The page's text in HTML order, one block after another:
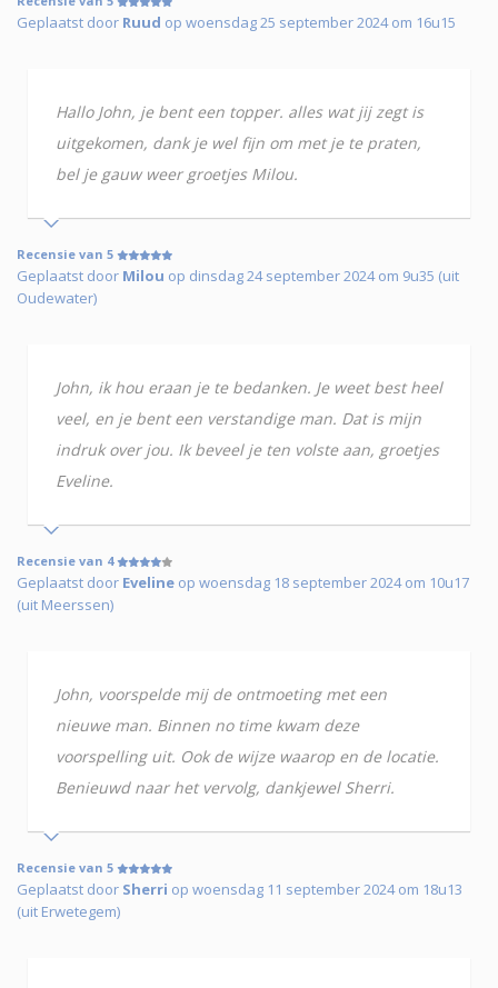
Geplaatst door Ruud op woensdag 25 september 2024 om 16u15
Hallo John, je bent een topper. alles wat jij zegt is
uitgekomen, dank je wel fijn om met je te praten,
bel je gauw weer groetjes Milou.
Recensie van 5
Geplaatst door Milou op dinsdag 24 september 2024 om 9u35 (uit
Oudewater)
John, ik hou eraan je te bedanken. Je weet best heel
veel, en je bent een verstandige man. Dat is mijn
indruk over jou. Ik beveel je ten volste aan, groetjes
Eveline.
Recensie van 4
Geplaatst door Eveline op woensdag 18 september 2024 om 10u17
(uit Meerssen)
John, voorspelde mij de ontmoeting met een
nieuwe man. Binnen no time kwam deze
voorspelling uit. Ook de wijze waarop en de locatie.
Benieuwd naar het vervolg, dankjewel Sherri.
Recensie van 5
Geplaatst door Sherri op woensdag 11 september 2024 om 18u13
(uit Erwetegem)